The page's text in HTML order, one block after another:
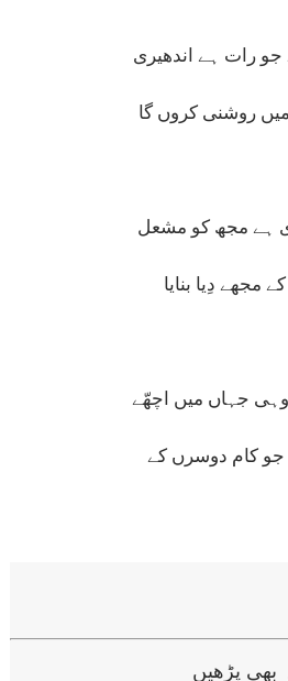
جو رات ہے اندھیری
روشنی کروں گا
دی ہے مجھ کو مشعل
مجھے دِیا بنایا
جہاں میں اچھّے
جو کام دوسرں کے
بھی پڑھیں